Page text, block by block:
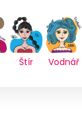
Štír Vodnář